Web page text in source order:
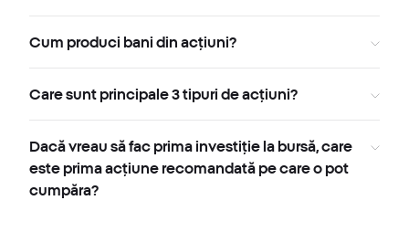
Cum produci bani din acțiuni?
Care sunt principale 3 tipuri de acțiuni?
Dacă vreau să fac prima investiție la bursă, care
este prima acțiune recomandată pe care o pot
cumpăra?